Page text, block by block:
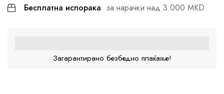
Бесплатна испорака за нарачки над 3.000 MKD
Загарантирано безбедно плаќање!